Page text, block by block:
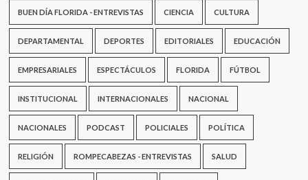
BUEN DÍA FLORIDA - ENTREVISTAS CIENCIA CULTURA
DEPARTAMENTAL DEPORTES EDITORIALES EDUCACIÓN
EMPRESARIALES ESPECTÁCULOS FLORIDA FÚTBOL
INSTITUCIONAL INTERNACIONALES NACIONAL
NACIONALES PODCAST POLICIALES POLÍTICA
RELIGIÓN ROMPECABEZAS - ENTREVISTAS SALUD